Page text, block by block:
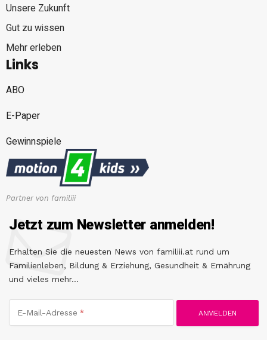
Unsere Zukunft
Gut zu wissen
Mehr erleben
Links
ABO
E-Paper
Gewinnspiele
Partner von familiii
Jetzt zum Newsletter anmelden!
Erhalten Sie die neuesten News von familiii.at rund um
Familienleben, Bildung & Erziehung, Gesundheit & Ernährung
und vieles mehr...
E-Mail-Adresse